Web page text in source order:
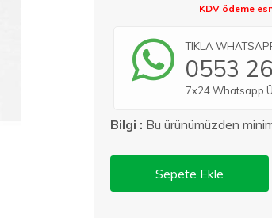
KDV ödeme
TIKLA
0553
7x24 Whatsapp
Bilgi : Bu ürünümüzden
Sepete Ekle